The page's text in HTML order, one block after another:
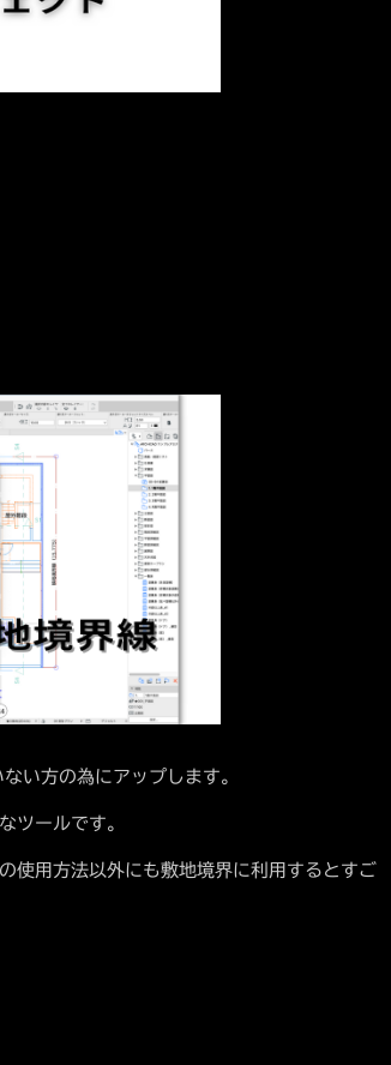
い方の為にアップします。
ツールです。
用方法以外にも敷地境界に利用するとすご